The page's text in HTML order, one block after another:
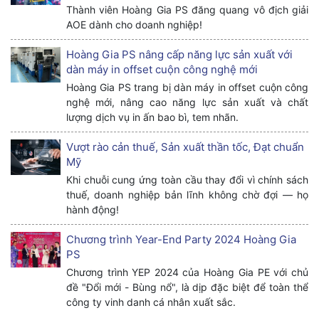
Thành viên Hoàng Gia PS đăng quang vô địch giải
AOE dành cho doanh nghiệp!
Hoàng Gia PS nâng cấp năng lực sản xuất với
dàn máy in offset cuộn công nghệ mới
Hoàng Gia PS trang bị dàn máy in offset cuộn công
nghệ mới, nâng cao năng lực sản xuất và chất
lượng dịch vụ in ấn bao bì, tem nhãn.
Vượt rào cản thuế, Sản xuất thần tốc, Đạt chuẩn
Mỹ
Khi chuỗi cung ứng toàn cầu thay đổi vì chính sách
thuế, doanh nghiệp bản lĩnh không chờ đợi — họ
hành động!
Chương trình Year-End Party 2024 Hoàng Gia
PS
Chương trình YEP 2024 của Hoàng Gia PE với chủ
đề "Đổi mới - Bùng nổ", là dịp đặc biệt để toàn thể
công ty vinh danh cá nhân xuất sắc.